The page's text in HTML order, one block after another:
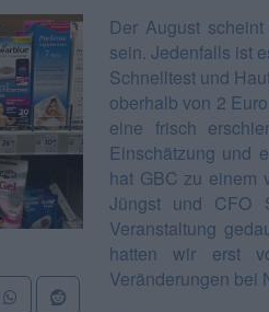
Der August
sein. Jedenfalls ist
Schnelltest und
oberhalb von 2
eine frisch
Einschätzung und
hat GBC zu einem
Jüngst und CFO
Veranstaltung
hatten wir erst
Veränderungen bei